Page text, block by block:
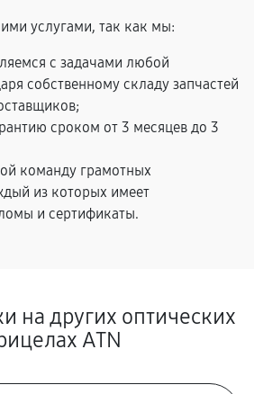
услугами, так как мы:
с задачами любой
собственному складу запчастей
сроком от 3 месяцев до 3
команду грамотных
из которых имеет
и сертификаты.
на других оптических
ATN